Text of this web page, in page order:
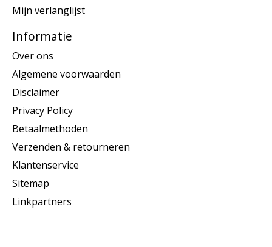
Mijn verlanglijst
Informatie
Over ons
Algemene voorwaarden
Disclaimer
Privacy Policy
Betaalmethoden
Verzenden & retourneren
Klantenservice
Sitemap
Linkpartners